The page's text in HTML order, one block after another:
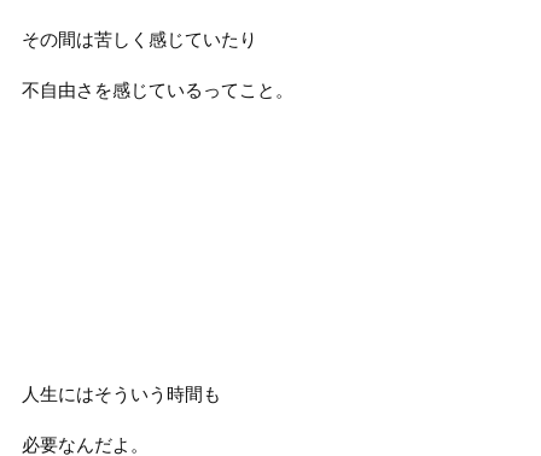
その間は苦しく感じていたり
不自由さを感じているってこと。
人生にはそういう時間も
必要なんだよ。